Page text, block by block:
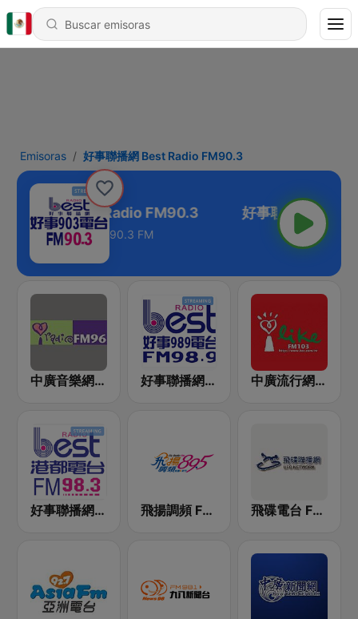
Emisoras 好事聯播網 Best Radio FM90.3
事聯播網 Best Radio FM90.3
90.3 FM
中廣音樂網 i Radio FM96.3 好事聯播網 Best Radio FM98.9 中廣流行網 I like radio
好事聯播網 港都983 Best Radio FM98.3 飛揚調頻 FM 89.5 飛碟電台 FM92.1